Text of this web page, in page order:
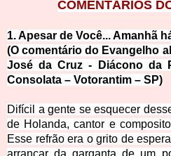
COMENTÁRIOS
1. Apesar de Você... Amanhã
(O comentário do Evangelho
José da Cruz - Diácono da
Consolata – Votorantim – SP)
Difícil a gente se esquecer
de Holanda, cantor e
Esse refrão era o grito de